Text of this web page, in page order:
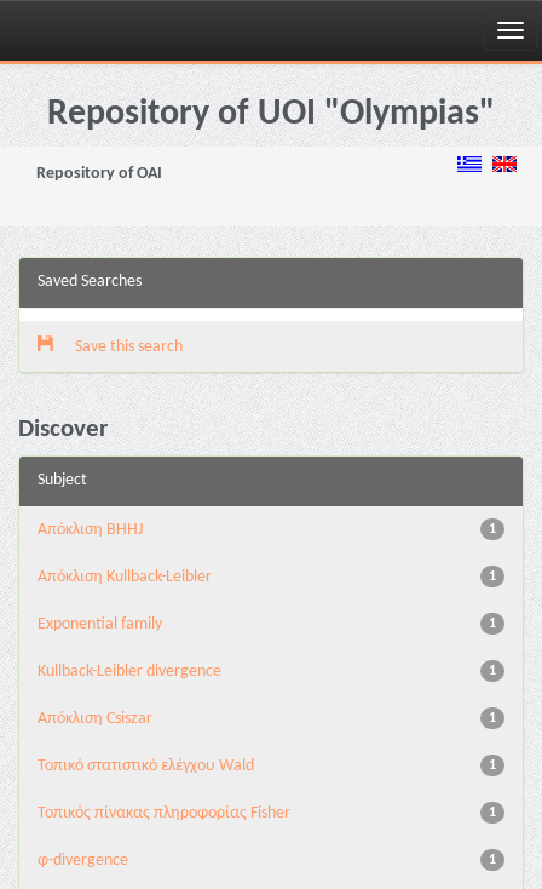
Skip
navigationRepository of UOI "Olympias"
Repository of OAI
Saved Searches
Save this search
Discover
Subject
1
Aπόκλιση BHHJ
1
Aπόκλιση Kullback-Leibler
1
Exponential family
1
Kullback-Leibler divergence
1
Απόκλιση Csiszar
1
Τοπικό στατιστικό ελέγχου Wald
1
Τοπικός πίνακας πληροφορίας Fisher
1
φ-divergence